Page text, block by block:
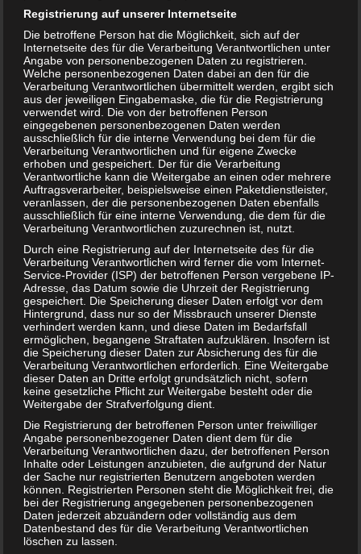
Playmobil Family Fun Minigolf (70092) für
nur 6,49 Euro
16. OKTOBER 2021
Hast du Kinder die gerne mit Playmobil spielen? Dann
eignet sich dieses Set wunderbar als kleine Überraschung:
Das Playmobil Family Fun Minigolf (70092) Set gibt…
WEITERLESEN...
Registrierung auf unserer Internetseite
Die betroffene Person hat die Möglichkeit, sich auf der
Internetseite des für die Verarbeitung Verantwortlichen unter
Angabe von personenbezogenen Daten zu registrieren.
Welche personenbezogenen Daten dabei an den für die
Verarbeitung Verantwortlichen übermittelt werden, ergibt sich
aus der jeweiligen Eingabemaske, die für die Registrierung
verwendet wird. Die von der betroffenen Person
eingegebenen personenbezogenen Daten werden
ausschließlich für die interne Verwendung bei dem für die
Verarbeitung Verantwortlichen und für eigene Zwecke
erhoben und gespeichert. Der für die Verarbeitung
Verantwortliche kann die Weitergabe an einen oder mehrere
Auftragsverarbeiter, beispielsweise einen Paketdienstleister,
veranlassen, der die personenbezogenen Daten ebenfalls
ausschließlich für eine interne Verwendung, die dem für die
Verarbeitung Verantwortlichen zuzurechnen ist, nutzt.
Durch eine Registrierung auf der Internetseite des für die
Verarbeitung Verantwortlichen wird ferner die vom Internet-
Service-Provider (ISP) der betroffenen Person vergebene IP-
Adresse, das Datum sowie die Uhrzeit der Registrierung
gespeichert. Die Speicherung dieser Daten erfolgt vor dem
Hintergrund, dass nur so der Missbrauch unserer Dienste
verhindert werden kann, und diese Daten im Bedarfsfall
ermöglichen, begangene Straftaten aufzuklären. Insofern ist
die Speicherung dieser Daten zur Absicherung des für die
Verarbeitung Verantwortlichen erforderlich. Eine Weitergabe
dieser Daten an Dritte erfolgt grundsätzlich nicht, sofern
keine gesetzliche Pflicht zur Weitergabe besteht oder die
Weitergabe der Strafverfolgung dient.
Die Registrierung der betroffenen Person unter freiwilliger
Angabe personenbezogener Daten dient dem für die
Verarbeitung Verantwortlichen dazu, der betroffenen Person
Inhalte oder Leistungen anzubieten, die aufgrund der Natur
der Sache nur registrierten Benutzern angeboten werden
können. Registrierten Personen steht die Möglichkeit frei, die
bei der Registrierung angegebenen personenbezogenen
Daten jederzeit abzuändern oder vollständig aus dem
Datenbestand des für die Verarbeitung Verantwortlichen
löschen zu lassen.